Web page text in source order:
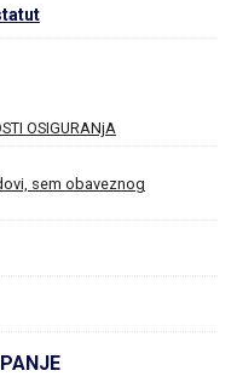
OSIGURANjA
sem obaveznog